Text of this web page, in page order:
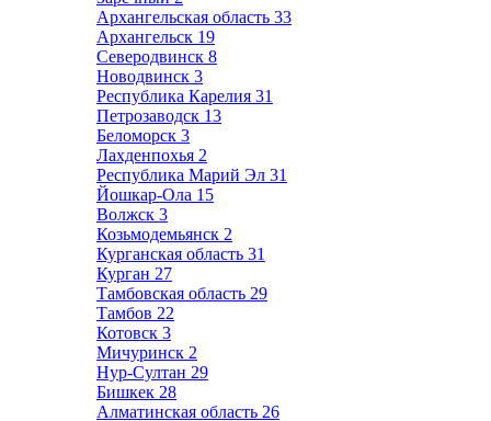
Архангельская область 33
Архангельск 19
Северодвинск 8
Новодвинск 3
Республика Карелия 31
Петрозаводск 13
Беломорск 3
Лахденпохья 2
Республика Марий Эл 31
Йошкар-Ола 15
Волжск 3
Козьмодемьянск 2
Курганская область 31
Курган 27
Тамбовская область 29
Тамбов 22
Котовск 3
Мичуринск 2
Нур-Султан 29
Бишкек 28
Алматинская область 26